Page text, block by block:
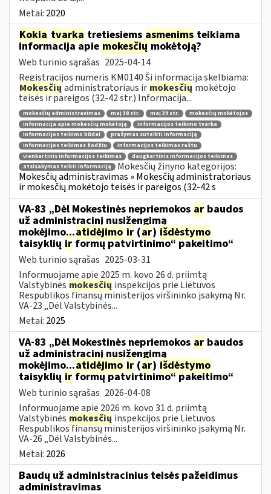
Metai: 2020
Kokia tvarka tretiesiems asmenims teikiama
informacija apie mokesčiųmokėtoją?
Web turinio sąrašas 2025-04-14
Registracijos numeris KM0140 Ši informacija skelbiama:
Mokesčių administratoriaus ir mokesčių mokėtojo
teisės ir pareigos (32-42 str.) Informacija...
mokesčių administravimas maį 38 str. maį 39 str.
mokesčių mokėtojas
informacija apie mokesčių mokėtoją
informacijos teikimo tvarka
informacijos teikimo būdai
prašymas suteikti informaciją
informacijos teikimas žodžiu
informacijos teikimas raštu
vienkartinis informacijos teikimas
daugkartinis informacijos teikimas
atsisakymas teikti informaciją
Mokesčių žinyno kategorijos:
Mokesčių administravimas » Mokesčių administratoriaus
ir mokesčių mokėtojo teisės ir pareigos (32-42 s
VA-83 „Dėl Mokestinės nepriemokos ar baudos
už administracinį nusižengimą
mokėjimo...atidėjimo ir (ar) išdėstymo
taisyklių ir formų patvirtinimo“ pakeitimo“
Web turinio sąrašas 2025-03-31
Informuojame apie 2025 m. kovo 26 d. priimtą
Valstybinės mokesčių inspekcijos prie Lietuvos
Respublikos finansų ministerijos viršininko įsakymą Nr.
VA-23 „Dėl Valstybinės...
Metai: 2025
VA-83 „Dėl Mokestinės nepriemokos ar baudos
už administracinį nusižengimą
mokėjimo...atidėjimo ir (ar) išdėstymo
taisyklių ir formų patvirtinimo“ pakeitimo“
Web turinio sąrašas 2026-04-08
Informuojame apie 2026 m. kovo 31 d. priimtą
Valstybinės mokesčių inspekcijos prie Lietuvos
Respublikos finansų ministerijos viršininko įsakymą Nr.
VA-26 „Dėl Valstybinės...
Metai: 2026
Baudų už administracinius teisės pažeidimus
administravimas